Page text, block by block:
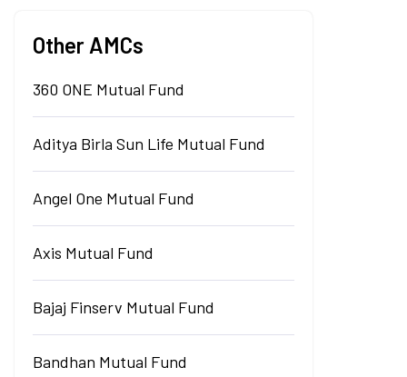
Other AMCs
360 ONE Mutual Fund
Aditya Birla Sun Life Mutual Fund
Angel One Mutual Fund
Axis Mutual Fund
Bajaj Finserv Mutual Fund
Bandhan Mutual Fund